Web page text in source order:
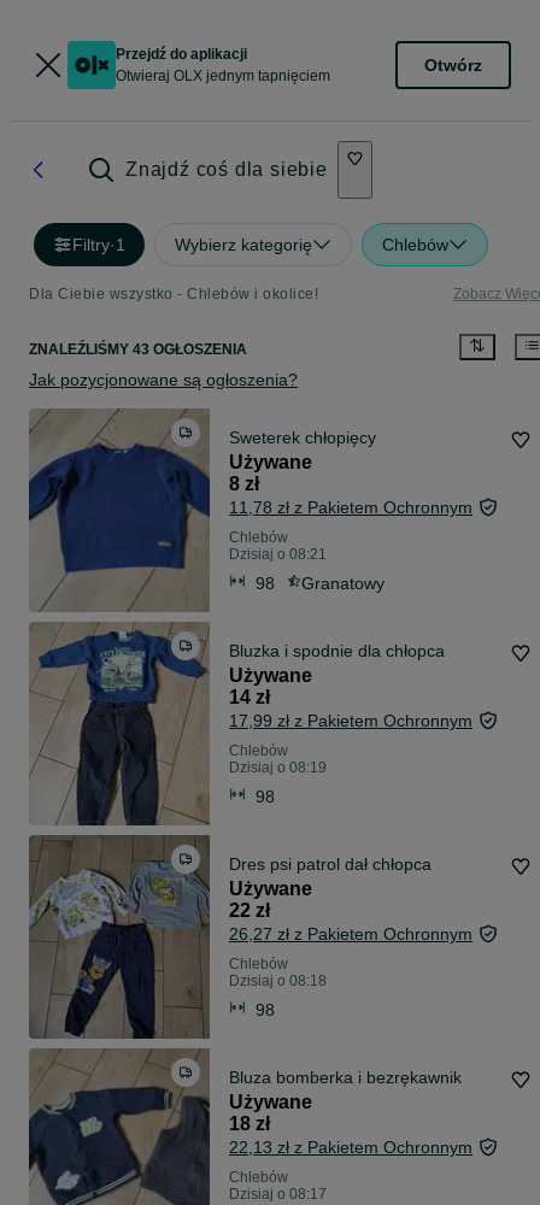
Przejdź do aplikacji
Otwieraj OLX jednym tapnięciem
Otwórz
Znajdź coś dla siebie
Filtry·1 Wybierz kategorię Chlebów
Dla Ciebie wszystko - Chlebów i okolice! Zobacz
ZNALEŹLIŚMY 43 OGŁOSZENIA
Jak pozycjonowane są ogłoszenia?
Sweterek chłopięcy
Używane
8 zł
11,78 zł z Pakietem Ochronnym
Chlebów
Dzisiaj o 08:21
98 Granatowy
Bluzka i spodnie dla chłopca
Używane
14 zł
17,99 zł z Pakietem Ochronnym
Chlebów
Dzisiaj o 08:19
98
Dres psi patrol dał chłopca
Używane
22 zł
26,27 zł z Pakietem Ochronnym
Chlebów
Dzisiaj o 08:18
98
Bluza bomberka i bezrękawnik
Używane
18 zł
22,13 zł z Pakietem Ochronnym
Chlebów
Dzisiaj o 08:17